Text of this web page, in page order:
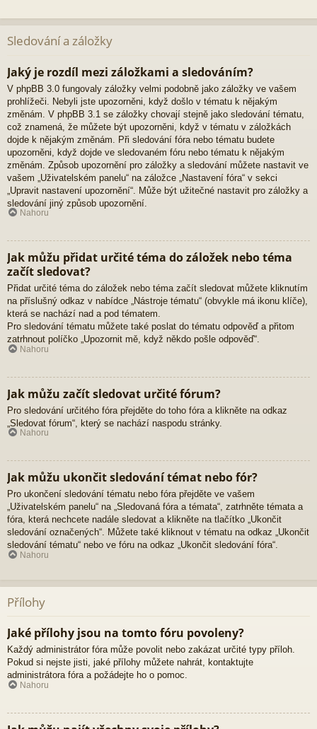
Sledování a záložky
Jaký je rozdíl mezi záložkami a sledováním?
V phpBB 3.0 fungovaly záložky velmi podobně jako záložky ve vašem
prohlížeči. Nebyli jste upozorněni, když došlo v tématu k nějakým
změnám. V phpBB 3.1 se záložky chovají stejně jako sledování tématu,
což znamená, že můžete být upozorněni, když v tématu v záložkách
dojde k nějakým změnám. Při sledování fóra nebo tématu budete
upozorněni, když dojde ve sledovaném fóru nebo tématu k nějakým
změnám. Způsob upozornění pro záložky a sledování můžete nastavit ve
vašem „Uživatelském panelu“ na záložce „Nastavení fóra“ v sekci
„Upravit nastavení upozornění“. Může být užitečné nastavit pro záložky a
sledování jiný způsob upozornění.
Nahoru
Jak můžu přidat určité téma do záložek nebo téma
začít sledovat?
Přidat určité téma do záložek nebo téma začít sledovat můžete kliknutím
na příslušný odkaz v nabídce „Nástroje tématu“ (obvykle má ikonu klíče),
která se nachází nad a pod tématem.
Pro sledování tématu můžete také poslat do tématu odpověď a přitom
zatrhnout políčko „Upozornit mě, když někdo pošle odpověď“.
Nahoru
Jak můžu začít sledovat určité fórum?
Pro sledování určitého fóra přejděte do toho fóra a klikněte na odkaz
„Sledovat fórum“, který se nachází naspodu stránky.
Nahoru
Jak můžu ukončit sledování témat nebo fór?
Pro ukončení sledování tématu nebo fóra přejděte ve vašem
„Uživatelském panelu“ na „Sledovaná fóra a témata“, zatrhněte témata a
fóra, která nechcete nadále sledovat a klikněte na tlačítko „Ukončit
sledování označených“. Můžete také kliknout v tématu na odkaz „Ukončit
sledování tématu“ nebo ve fóru na odkaz „Ukončit sledování fóra“.
Nahoru
Přílohy
Jaké přílohy jsou na tomto fóru povoleny?
Každý administrátor fóra může povolit nebo zakázat určité typy příloh.
Pokud si nejste jisti, jaké přílohy můžete nahrát, kontaktujte
administrátora fóra a požádejte ho o pomoc.
Nahoru